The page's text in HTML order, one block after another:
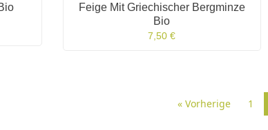
Feige Mit Griechischer Bergminze
Bio
7,50 €
« Vorherige 1